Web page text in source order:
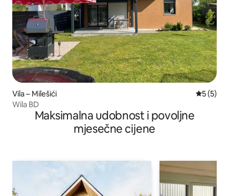
Vila – Milešići
5 (5)
Wila BD
Maksimalna udobnost i povoljne
mjesečne cijene